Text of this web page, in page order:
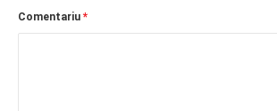
Comentariu *